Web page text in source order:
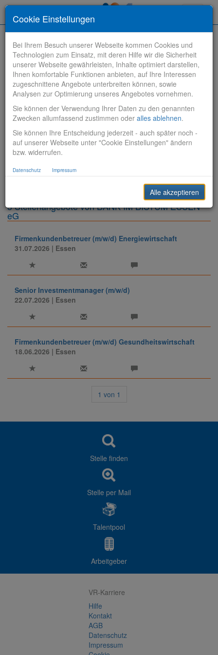
Stelle finden
Vertriebsbank
Produktionsbank
Sonstiges
3 Stellenangebote von BANK IM BISTUM ESSEN
eG
Firmenkundenbetreuer (m/w/d) Energiewirtschaft
31.07.2026 | Essen
Senior Investmentmanager (m/w/d)
22.07.2026 | Essen
Firmenkundenbetreuer (m/w/d) Gesundheitswirtschaft
18.06.2026 | Essen
1 von 1
Stelle finden
Stelle per Mail
Talentpool
Arbeitgeber
VR-Karriere
Hilfe
Kontakt
AGB
Datenschutz
Impressum
Cookie Einstellungen
Bei Ihrem Besuch unserer Webseite kommen Cookies und
Technologien zum Einsatz, mit deren Hilfe wir die Sicherheit
unserer Webseite gewährleisten, Inhalte optimiert darstellen,
Ihnen komfortable Funktionen anbieten, auf Ihre Interessen
zugeschnittene Angebote unterbreiten können, sowie
Analysen zur Optimierung unseres Angebotes vornehmen.
Sie können der Verwendung Ihrer Daten zu den genannten
Zwecken allumfassend zustimmen oder alles ablehnen.
Sie können Ihre Entscheidung jederzeit - auch später noch -
auf unserer Webseite unter "Cookie Einstellungen" ändern
bzw. widerrufen.
Datenschutz Impressum
Alle akzeptieren